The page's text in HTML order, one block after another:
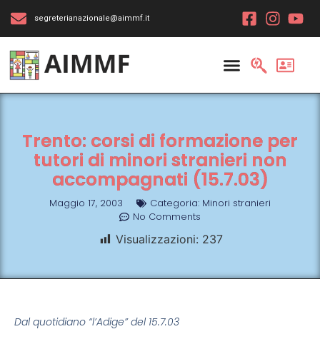
segreterianazionale@aimmf.it
Trento: corsi di formazione per
tutori di minori stranieri non
accompagnati (15.7.03)
Maggio 17, 2003 Categoria: Minori stranieri
No Comments
Visualizzazioni: 237
Dal quotidiano “l’Adige” del 15.7.03